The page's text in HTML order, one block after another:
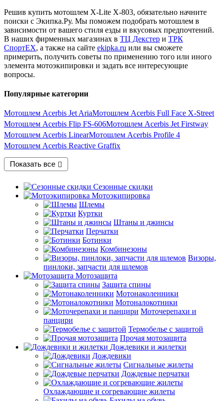
Решив купить мотошлем X-Lite X-803, обязательно начните
поиски с Экипка.Ру. Мы поможем подобрать мотошлем в
зависимости от вашего стиля езды и вкусовых предпочтений.
В наших фирменных магазинах в ТЦ Декстер и ТРК
СпортЕХ, а также на сайте ekipka.ru или вы сможете
примерить, получить советы по применению того или иного
элемента мотоэкипировки и задать все интересующие
вопросы.
Популярные категории
Мотошлем Acerbis Jet AriaМотошлем Acerbis Full Face X-Street
Мотошлем Acerbis Flip FS-606Мотошлем Acerbis Jet Firstway
Мотошлем Acerbis LinearМотошлем Acerbis Profile 4
Мотошлем Acerbis Reactive Graffix
Показать все
Сезонные скидки
Мотоэкипировка
Шлемы
Куртки
Штаны и джинсы
Перчатки
Ботинки
Комбинезоны
Визоры,
пинлоки, запчасти для шлемов
Мотозащита
Защита спины
Мотонаколенники
Мотоналокотники
Моточерепахи и
панцири
Термобелье с защитой
Прочая мотозащита
Дождевики и жилетки
Дождевики
Сигнальные жилеты
Дождевые перчатки
Охлаждающие и согревающие жилеты